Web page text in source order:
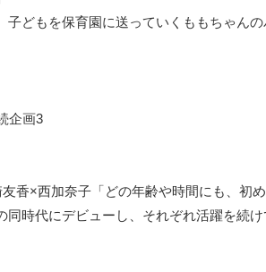
子どもを保育園に送っていくももちゃん
企画3
香×西加奈子「どの年齢や時間にも、初
同時代にデビューし、それぞれ活躍を続